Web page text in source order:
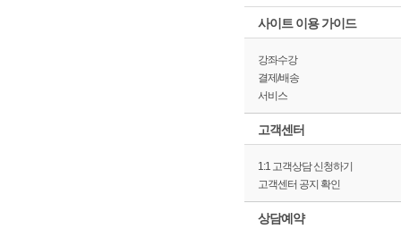
사이트 이용 가이드
강좌수강
결제/배송
서비스
고객센터
1:1 고객상담 신청하기
고객센터 공지 확인
상담예약